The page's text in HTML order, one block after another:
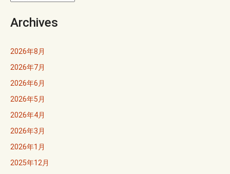
シ
ン
Archives
2026年8月
2026年7月
2026年6月
2026年5月
2026年4月
2026年3月
2026年1月
2025年12月